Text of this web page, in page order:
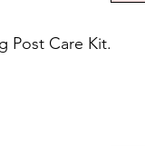
Post Care Kit.